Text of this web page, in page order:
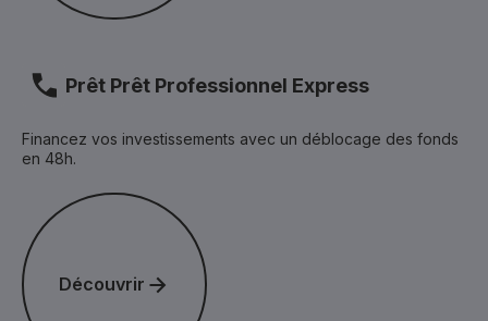
Prêt Prêt Professionnel Express
Financez vos investissements avec un déblocage des fonds
en 48h.
Découvrir
Découvrir